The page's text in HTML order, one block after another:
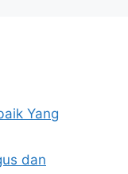
Yang
dan